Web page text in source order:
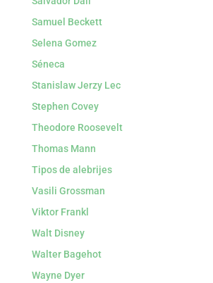
Samuel Beckett
Selena Gomez
Séneca
Stanislaw Jerzy Lec
Stephen Covey
Theodore Roosevelt
Thomas Mann
Tipos de alebrijes
Vasili Grossman
Viktor Frankl
Walt Disney
Walter Bagehot
Wayne Dyer